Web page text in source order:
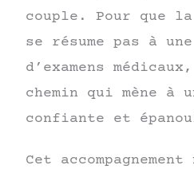
couple. Pour que la
se résume pas à
d’examens
chemin qui mène à
confiante et
Cet